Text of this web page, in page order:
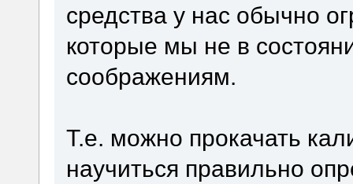
средства у нас обычно
которые мы не в
соображениям.
Т.е. можно прокачать
научиться правильно